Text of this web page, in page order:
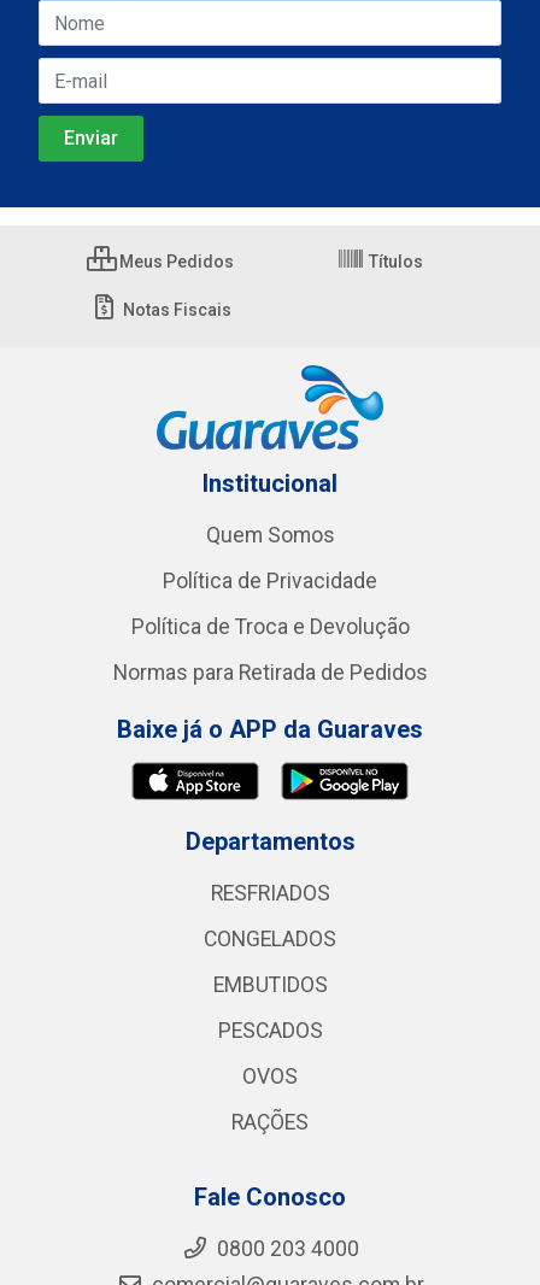
Meus Pedidos Títulos
Notas Fiscais
Institucional
Quem Somos
Política de Privacidade
Política de Troca e Devolução
Normas para Retirada de Pedidos
Baixe já o APP da Guaraves
Departamentos
RESFRIADOS
CONGELADOS
EMBUTIDOS
PESCADOS
OVOS
RAÇÕES
Fale Conosco
0800 203 4000